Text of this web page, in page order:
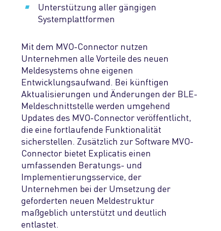
Unterstützung aller gängigen
Systemplattformen
Mit dem MVO-Connector nutzen
Unternehmen alle Vorteile des neuen
Meldesystems ohne eigenen
Entwicklungsaufwand. Bei künftigen
Aktualisierungen und Änderungen der BLE-
Meldeschnittstelle werden umgehend
Updates des MVO-Connector veröffentlicht,
die eine fortlaufende Funktionalität
sicherstellen. Zusätzlich zur Software MVO-
Connector bietet Explicatis einen
umfassenden Beratungs- und
Implementierungsservice, der
Unternehmen bei der Umsetzung der
geforderten neuen Meldestruktur
maßgeblich unterstützt und deutlich
entlastet.